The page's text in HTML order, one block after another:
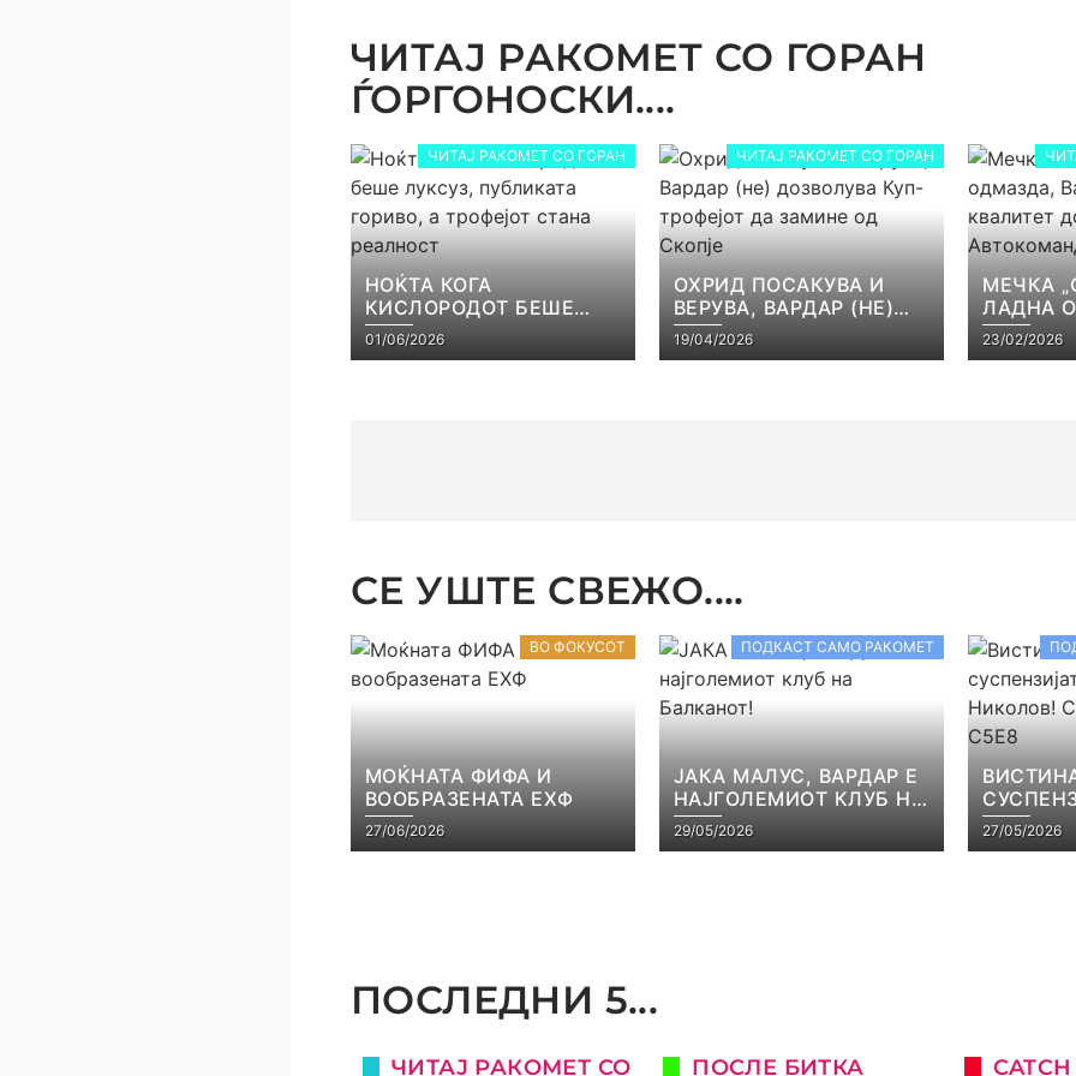
ЧИТАЈ РАКОМЕТ СО ГОРАН
ЃОРГОНОСКИ....
ЧИТАЈ РАКОМЕТ СО ГОРАН
НОЌТА КОГА
КИСЛОРОДОТ БЕШЕ
ЛУКСУЗ, ПУБЛИКАТА
ГОРИВО, А ТРОФЕЈОТ
01/06/2026
ЧИТАЈ РАКОМЕТ СО ГОРАН
ОХРИД ПОСАКУВА И
ВЕРУВА, ВАРДАР (НЕ)
ДОЗВОЛУВА КУП-
ТРОФЕЈОТ ДА ЗАМИНЕ
19/04/2026
МЕЧКА
ЛАДНА
ВАРДАР
23/02/2026
СЕ УШТЕ СВЕЖО....
ВО ФОКУСОТ
МОЌНАТА ФИФА И
ВООБРАЗЕНАТА ЕХФ
27/06/2026
ПОДКАСТ САМО РАКОМЕТ
ЈАКА МАЛУС, ВАРДАР Е
НАЈГОЛЕМИОТ КЛУБ НА
БАЛКАНОТ!
29/05/2026
САМО
27/05/2026
ПОСЛЕДНИ 5...
ЧИТАЈ РАКОМЕТ СО
ПОСЛЕ БИТКА